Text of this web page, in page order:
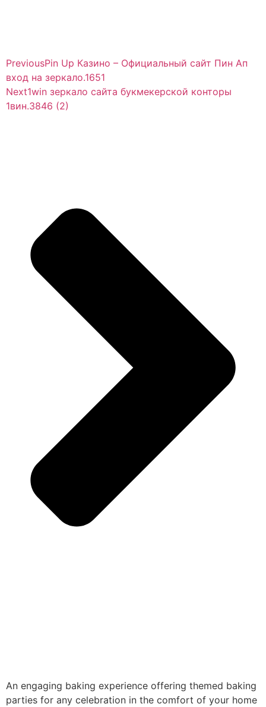
PreviousPin Up Казино – Официальный сайт Пин Ап
вход на зеркало.1651
Next1win зеркало сайта букмекерской конторы
1вин.3846 (2)
An engaging baking experience offering themed baking
parties for any celebration in the comfort of your home